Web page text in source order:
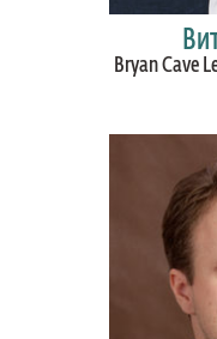
Bryan Cave